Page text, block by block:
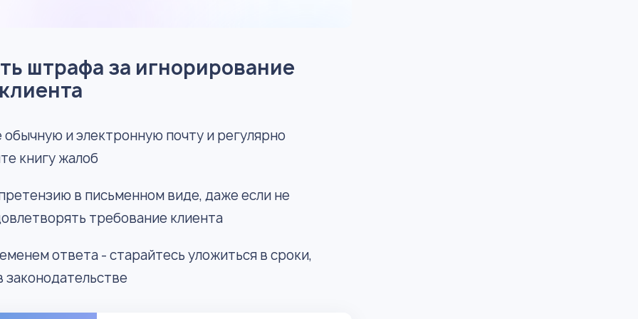
штрафа за игнорирование
и электронную почту и регулярно
книгу жалоб
в письменном виде, даже если не
требование клиента
ответа - старайтесь уложиться в сроки,